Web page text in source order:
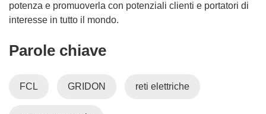
potenza e promuoverla con potenziali clienti e portatori di
interesse in tutto il mondo.
Parole chiave
FCL GRIDON reti elettriche